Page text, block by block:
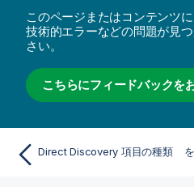
このページまたはコンテンツ
技術的エラーなどの問題が見
さい。
こちらにフィードバックを
Direct Discovery 項目の種類